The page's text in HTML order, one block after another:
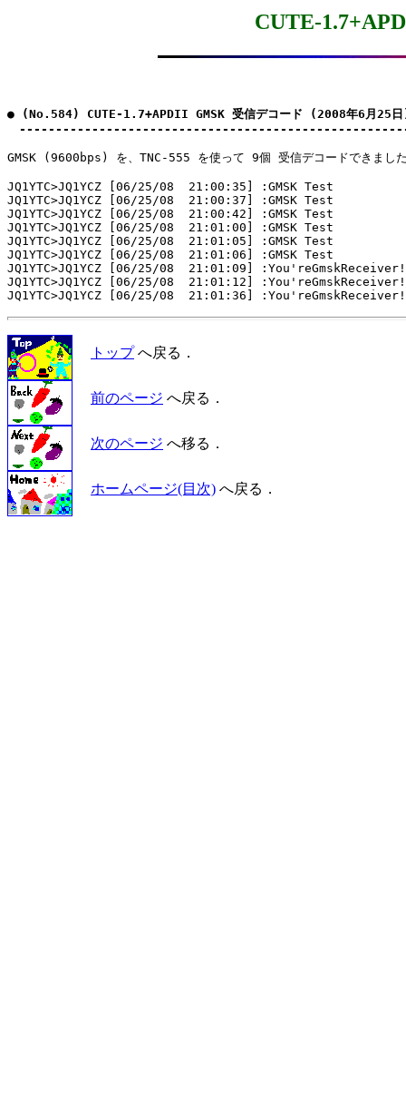
CUTE-
● (No.584) CUTE-1.7+APDII GMSK 受信デコード (2008年6月25
GMSK (9600bps) を、TNC-555 を使って 9個 受信デコードできまし
JQ1YTC>JQ1YCZ [06/25/08  21:00:35]
:GMSK Test
JQ1YTC>JQ1YCZ [06/25/08  21:00:37]
:GMSK Test
JQ1YTC>JQ1YCZ [06/25/08  21:00:42]
:GMSK Test
JQ1YTC>JQ1YCZ [06/25/08  21:01:00]
:GMSK Test
JQ1YTC>JQ1YCZ [06/25/08  21:01:05]
:GMSK Test
JQ1YTC>JQ1YCZ [06/25/08  21:01:06]
:GMSK Test
JQ1YTC>JQ1YCZ [06/25/08  21:01:09]
:You'reGmskReceiver!
JQ1YTC>JQ1YCZ [06/25/08  21:01:12]
:You'reGmskReceiver!
JQ1YTC>JQ1YCZ [06/25/08  21:01:36]
トップへ戻る．
前のページ へ戻る．
次のページ へ移る．
ホームページ(目次) へ戻る．